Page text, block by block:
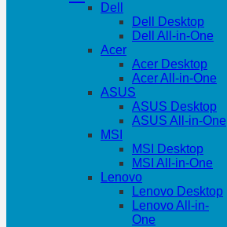
Dell
Dell Desktop
Dell All-in-One
Acer
Acer Desktop
Acer All-in-One
ASUS
ASUS Desktop
ASUS All-in-One
MSI
MSI Desktop
MSI All-in-One
Lenovo
Lenovo Desktop
Lenovo All-in-
One